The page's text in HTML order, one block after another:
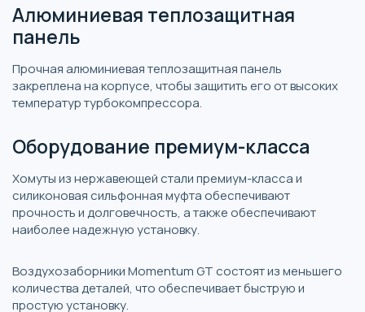
Алюминиевая теплозащитная
панель
Прочная алюминиевая теплозащитная панель
закреплена на корпусе, чтобы защитить его от высоких
температур турбокомпрессора.
Оборудование премиум-класса
Хомуты из нержавеющей стали премиум-класса и
силиконовая сильфонная муфта обеспечивают
прочность и долговечность, а также обеспечивают
наиболее надежную установку.
Воздухозаборники Momentum GT состоят из меньшего
количества деталей, что обеспечивает быструю и
простую установку.